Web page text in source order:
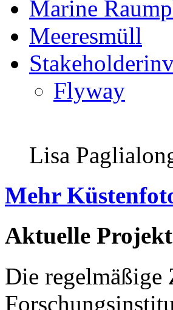
Marine
Meeresmüll
Flyway
Lisa
Mehr
Aktuelle
Die regelmäßige